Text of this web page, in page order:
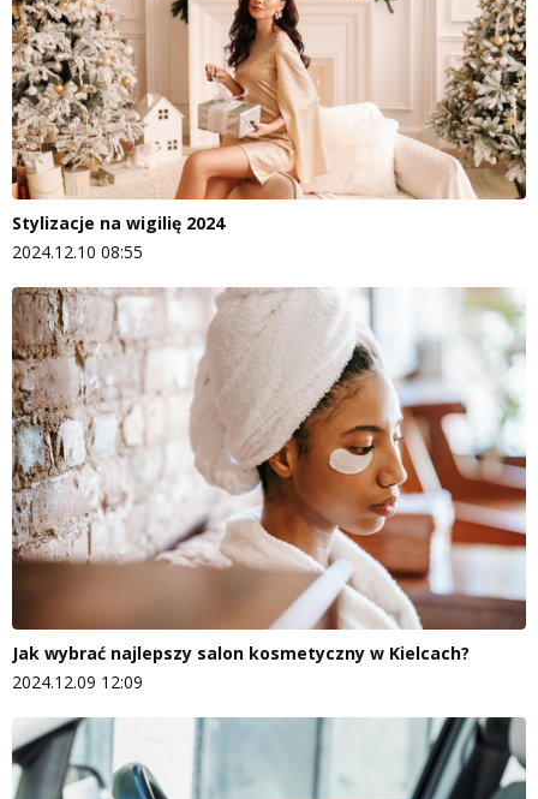
Stylizacje na wigilię 2024
2024.12.10 08:55
Jak wybrać najlepszy salon kosmetyczny w Kielcach?
2024.12.09 12:09